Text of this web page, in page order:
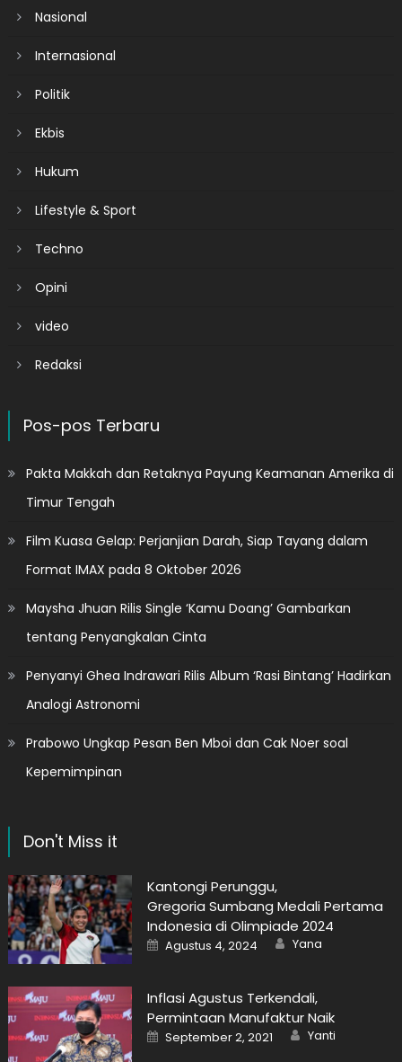
Nasional
Internasional
Politik
Ekbis
Hukum
Lifestyle & Sport
Techno
Opini
video
Redaksi
Pos-pos Terbaru
Pakta Makkah dan Retaknya Payung Keamanan Amerika di
Timur Tengah
Film Kuasa Gelap: Perjanjian Darah, Siap Tayang dalam
Format IMAX pada 8 Oktober 2026
Maysha Jhuan Rilis Single ‘Kamu Doang’ Gambarkan
tentang Penyangkalan Cinta
Penyanyi Ghea Indrawari Rilis Album ‘Rasi Bintang’ Hadirkan
Analogi Astronomi
Prabowo Ungkap Pesan Ben Mboi dan Cak Noer soal
Kepemimpinan
Don't Miss it
Kantongi Perunggu,
Gregoria Sumbang Medali Pertama
Indonesia di Olimpiade 2024
Posted
on
Agustus 4, 2024 Author
Yana
Inflasi Agustus Terkendali,
Permintaan Manufaktur Naik
Posted
on
September 2, 2021 Author
Yanti